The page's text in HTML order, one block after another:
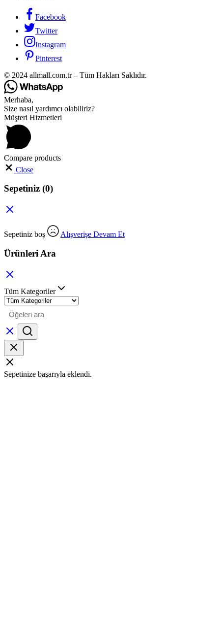
Facebook
Twitter
Instagram
Pinterest
© 2024 allmall.com.tr – Tüm Hakları Saklıdır.
Merhaba,
Size nasıl yardımcı olabiliriz?
Müşteri Hizmetleri
Compare products
Close
Sepetiniz (0)
Sepetiniz boş Alışverişe Devam Et
Ürünleri Ara
Tüm Kategoriler
Sepetinize başarıyla eklendi.